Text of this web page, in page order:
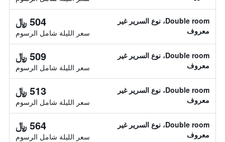
Double room، نوع السرير غير
معروف
504 ﷼
سعر الليلة شامل الرسوم
Double room، نوع السرير غير
معروف
509 ﷼
سعر الليلة شامل الرسوم
Double room، نوع السرير غير
معروف
513 ﷼
سعر الليلة شامل الرسوم
Double room، نوع السرير غير
معروف
564 ﷼
سعر الليلة شامل الرسوم